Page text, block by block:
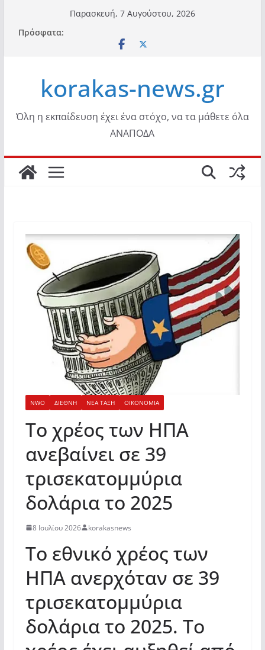
περιεχόμενο
Παρασκευή, 7 Αυγούστου, 2026
Πρόσφατα:
korakas-news.gr
Όλη η εκπαίδευση έχει ένα στόχο, να τα μάθετε όλα
ΑΝΑΠΟΔΑ
NWO ΔΙΕΘΝΗ ΝΕΑ ΤΑΞΗ ΟΙΚΟΝΟΜΙΑ
Το χρέος των ΗΠΑ
ανεβαίνει σε 39
τρισεκατομμύρια
δολάρια το 2025
8 Ιουλίου 2026 korakasnews
Το εθνικό χρέος των
ΗΠΑ ανερχόταν σε 39
τρισεκατομμύρια
δολάρια το 2025. Το